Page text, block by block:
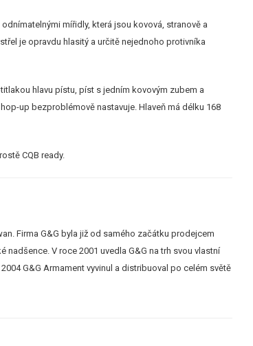
mířidly, která jsou kovová, stranově a
je opravdu hlasitý a určitě nejednoho protivníka
hlavu pístu, píst s jedním kovovým zubem a
up bezproblémově nastavuje. Hlaveň má délku 168
CQB ready.
Firma G&G byla již od samého začátku prodejcem
V roce 2001 uvedla G&G na trh svou vlastní
G&G Armament vyvinul a distribuoval po celém světě